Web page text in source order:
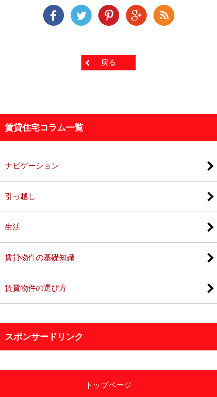
戻る
賃貸住宅コラム一覧
ナビゲーション
引っ越し
生活
賃貸物件の基礎知識
賃貸物件の選び方
スポンサードリンク
トップページ